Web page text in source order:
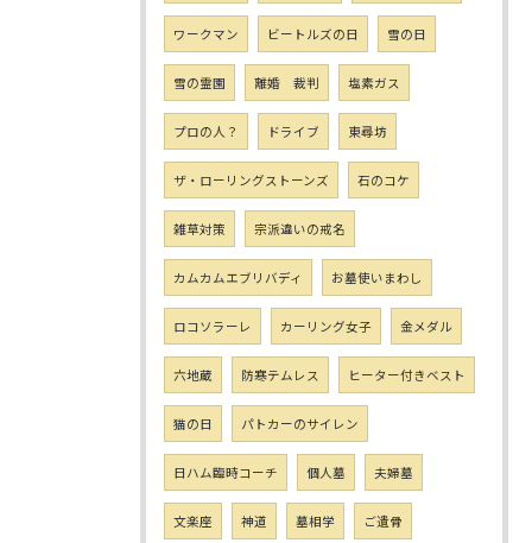
ワークマン ビートルズの日 雪の日
雪の霊園 離婚 裁判 塩素ガス
プロの人？ ドライブ 東尋坊
ザ・ローリングストーンズ 石のコケ
雑草対策 宗派違いの戒名
カムカムエブリバディ お墓使いまわし
ロコソラーレ カーリング女子 金メダル
六地蔵 防寒テムレス ヒーター付きベスト
猫の日 パトカーのサイレン
日ハム臨時コーチ 個人墓 夫婦墓
文楽座 神道 墓相学 ご遺骨